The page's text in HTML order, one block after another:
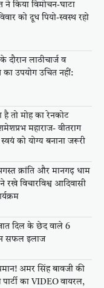
ने किया विमोचन-घाटा
को दूध पियो-स्वस्थ रहो
दौरान लाठीचार्ज व
उपयोग उचित नहीं:
है तो मोह का रेनकोट
महाराज- वीतराग
को योग्य बनाना जरूरी
क्रांति और मानगढ़ धाम
विचारविश्व आदिवासी
दिल के छेद वाले 6
सफल इलाज
अमर सिंह बावजी की
का VIDEO वायरल,